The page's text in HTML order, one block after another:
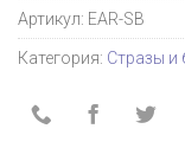
Артикул: EAR-SB
Категория: Стразы и